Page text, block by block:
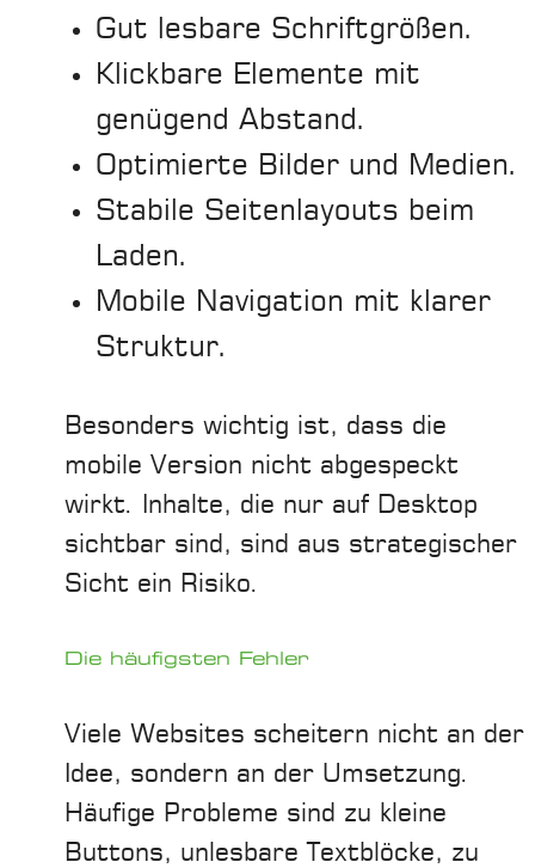
Gut lesbare Schriftgrößen.
Klickbare Elemente mit
genügend Abstand.
Optimierte Bilder und Medien.
Stabile Seitenlayouts beim
Laden.
Mobile Navigation mit klarer
Struktur.
Besonders wichtig ist, dass die
mobile Version nicht abgespeckt
wirkt. Inhalte, die nur auf Desktop
sichtbar sind, sind aus strategischer
Sicht ein Risiko.
Die häufigsten Fehler
Viele Websites scheitern nicht an der
Idee, sondern an der Umsetzung.
Häufige Probleme sind zu kleine
Buttons, unlesbare Textblöcke, zu